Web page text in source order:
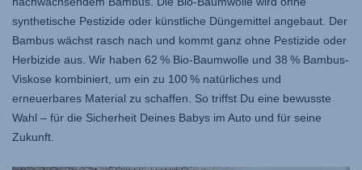
synthetische Pestizide oder künstliche Düngemittel angebaut. Der
Bambus wächst rasch nach und kommt ganz ohne Pestizide oder
Herbizide aus. Wir haben 62 % Bio-Baumwolle und 38 % Bambus-
Viskose kombiniert, um ein zu 100 % natürliches und
erneuerbares Material zu schaffen. So triffst Du eine bewusste
Wahl – für die Sicherheit Deines Babys im Auto und für seine
Zukunft.